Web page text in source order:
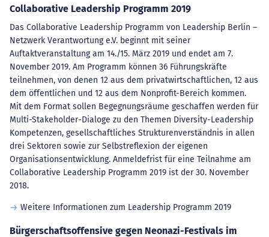
Collaborative Leadership Programm 2019
Das Collaborative Leadership Programm von Leadership Berlin –
Netzwerk Verantwortung e.V. beginnt mit seiner
Auftaktveranstaltung am 14./15. März 2019 und endet am 7.
November 2019. Am Programm können 36 Führungskräfte
teilnehmen, von denen 12 aus dem privatwirtschaftlichen, 12 aus
dem öffentlichen und 12 aus dem Nonprofit-Bereich kommen.
Mit dem Format sollen Begegnungsräume geschaffen werden für
Multi-Stakeholder-Dialoge zu den Themen Diversity-Leadership
Kompetenzen, gesellschaftliches Strukturenverständnis in allen
drei Sektoren sowie zur Selbstreflexion der eigenen
Organisationsentwicklung. Anmeldefrist für eine Teilnahme am
Collaborative Leadership Programm 2019 ist der 30. November
2018.
Weitere Informationen zum Leadership Programm 2019
Bürgerschaftsoffensive gegen Neonazi-Festivals im